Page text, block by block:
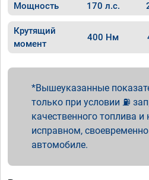
Мощность 170 л.с.
Крутящий
момент
400 Нм
Вышеуказанные
только при условии ⛽
качественного топлива
исправном,
автомобиле.